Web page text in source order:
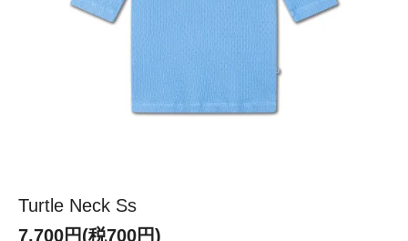
Turtle Neck Ss
7,700円(税700円)